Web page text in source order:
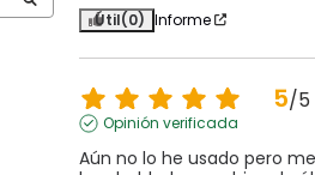
Útil(0) Informe
5/5
Opinión verificada
Aún no lo he usado pero me